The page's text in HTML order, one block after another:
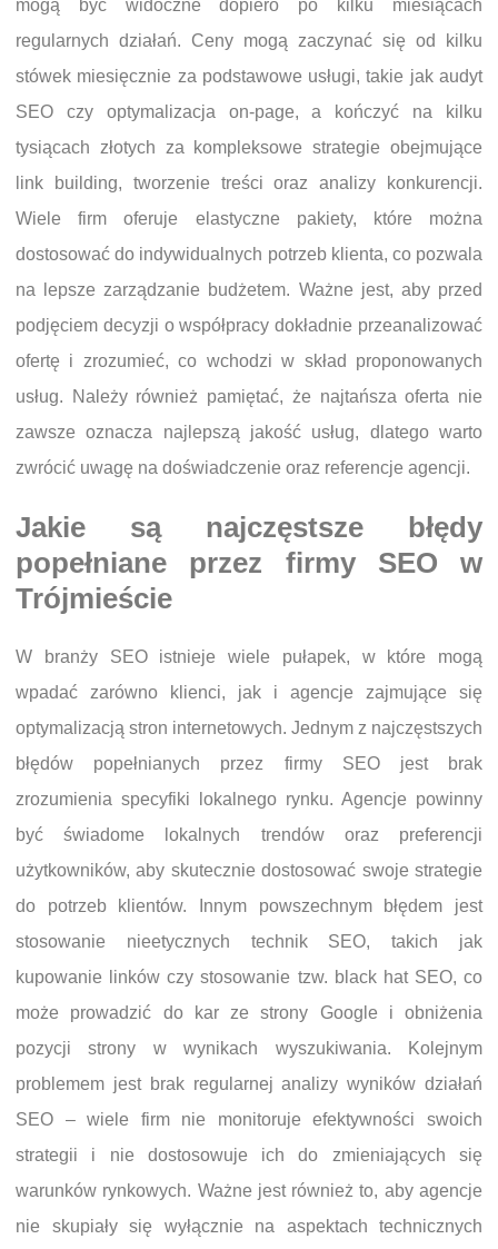
mogą być widoczne dopiero po kilku miesiącach
regularnych działań. Ceny mogą zaczynać się od kilku
stówek miesięcznie za podstawowe usługi, takie jak audyt
SEO czy optymalizacja on-page, a kończyć na kilku
tysiącach złotych za kompleksowe strategie obejmujące
link building, tworzenie treści oraz analizy konkurencji.
Wiele firm oferuje elastyczne pakiety, które można
dostosować do indywidualnych potrzeb klienta, co pozwala
na lepsze zarządzanie budżetem. Ważne jest, aby przed
podjęciem decyzji o współpracy dokładnie przeanalizować
ofertę i zrozumieć, co wchodzi w skład proponowanych
usług. Należy również pamiętać, że najtańsza oferta nie
zawsze oznacza najlepszą jakość usług, dlatego warto
zwrócić uwagę na doświadczenie oraz referencje agencji.
Jakie są najczęstsze błędy
popełniane przez firmy SEO w
Trójmieście
W branży SEO istnieje wiele pułapek, w które mogą
wpadać zarówno klienci, jak i agencje zajmujące się
optymalizacją stron internetowych. Jednym z najczęstszych
błędów popełnianych przez firmy SEO jest brak
zrozumienia specyfiki lokalnego rynku. Agencje powinny
być świadome lokalnych trendów oraz preferencji
użytkowników, aby skutecznie dostosować swoje strategie
do potrzeb klientów. Innym powszechnym błędem jest
stosowanie nieetycznych technik SEO, takich jak
kupowanie linków czy stosowanie tzw. black hat SEO, co
może prowadzić do kar ze strony Google i obniżenia
pozycji strony w wynikach wyszukiwania. Kolejnym
problemem jest brak regularnej analizy wyników działań
SEO – wiele firm nie monitoruje efektywności swoich
strategii i nie dostosowuje ich do zmieniających się
warunków rynkowych. Ważne jest również to, aby agencje
nie skupiały się wyłącznie na aspektach technicznych